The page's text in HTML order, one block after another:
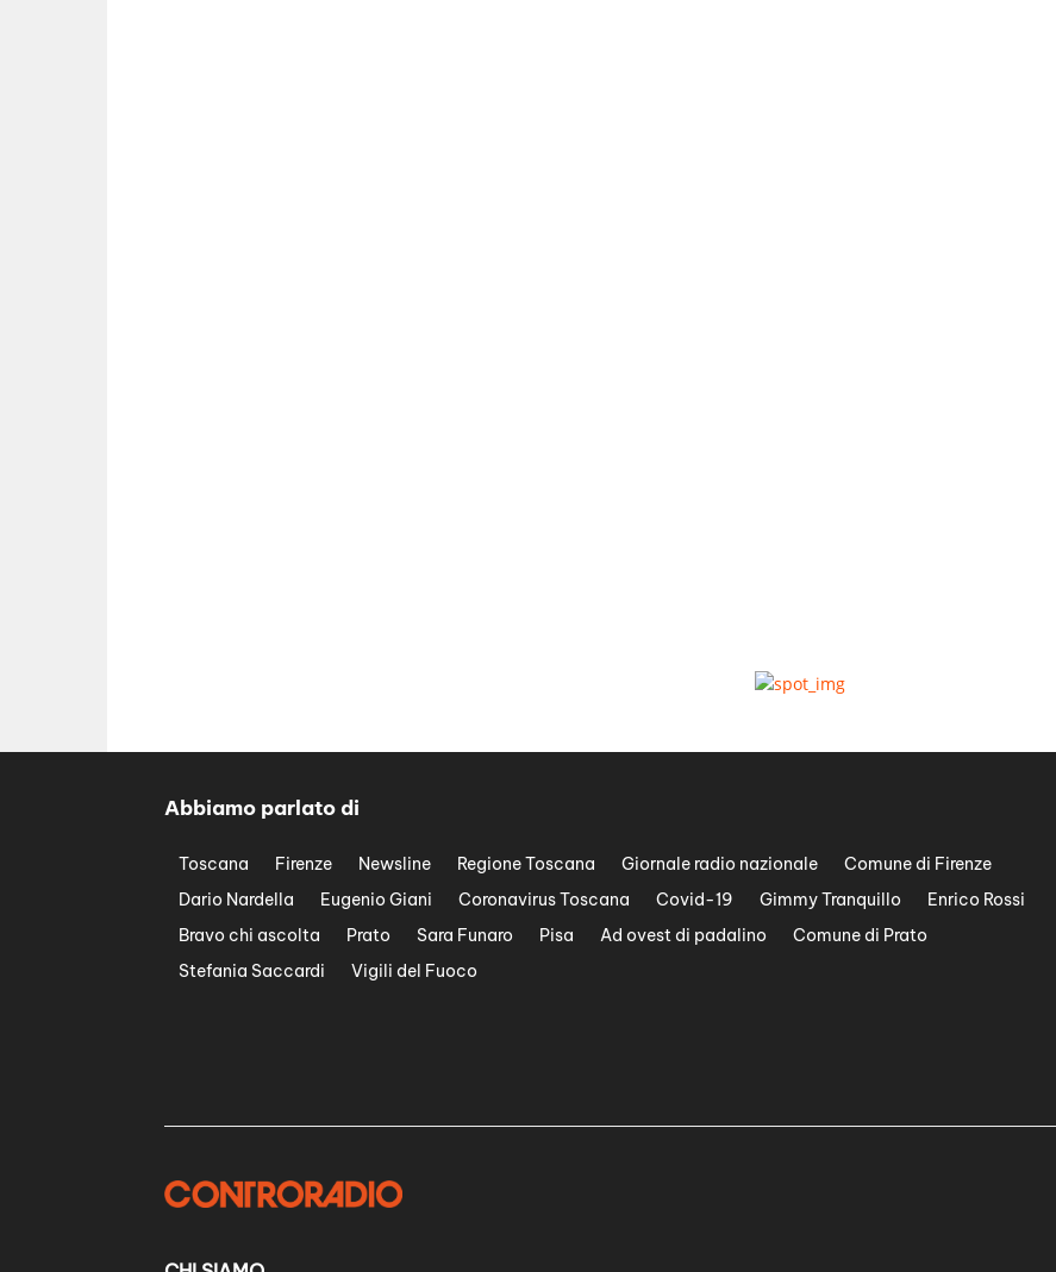
Abbiamo parlato di
Toscana Firenze Newsline Regione Toscana Giornale radio nazionale
Comune di Firenze
Dario Nardella
Eugenio Giani Coronavirus Toscana Covid-19 Gimmy Tranquillo
Enrico Rossi
Bravo chi ascolta
Prato Sara Funaro Pisa Ad ovest di padalino
Comune di Prato
Stefania Saccardi
Vigili del Fuoco